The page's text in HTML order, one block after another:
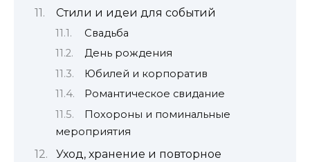
Стили и идеи для событий
Свадьба
День рождения
Юбилей и корпоратив
Романтическое свидание
Похороны и поминальные
мероприятия
Уход, хранение и повторное